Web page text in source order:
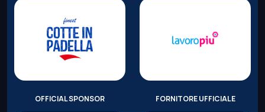
OFFICIAL SPONSOR FORNITORE UFFICIALE